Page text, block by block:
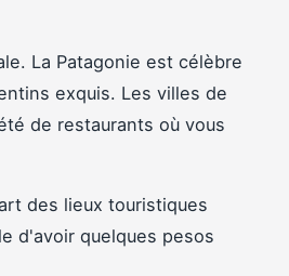
La Patagonie est célèbre
exquis. Les villes de
de restaurants où vous
des lieux touristiques
d'avoir quelques pesos